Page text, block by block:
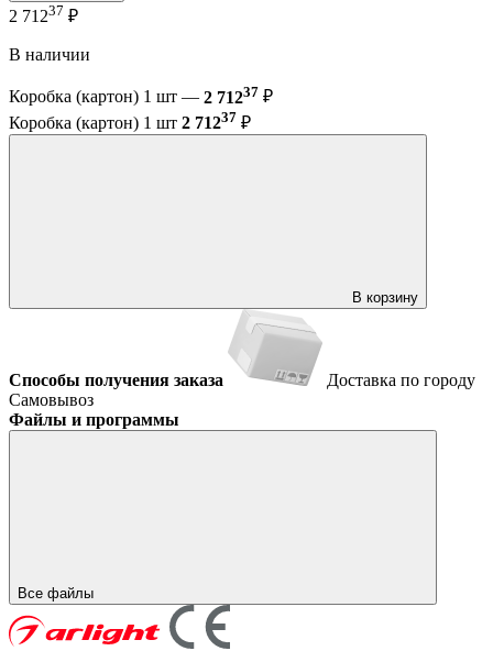
2 71237 ₽
В наличии
Коробка (картон) 1 шт — 2 71237 ₽
Коробка (картон) 1 шт 2 71237 ₽
В корзину
Способы получения заказа
Доставка по городу
Самовывоз
Файлы и программы
Все файлы